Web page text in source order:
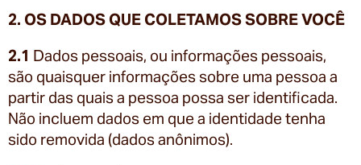
2. OS DADOS QUE COLETAMOS SOBRE VOCÊ
2.1 Dados pessoais, ou informações pessoais,
são quaisquer informações sobre uma pessoa a
partir das quais a pessoa possa ser identificada.
Não incluem dados em que a identidade tenha
sido removida (dados anônimos).